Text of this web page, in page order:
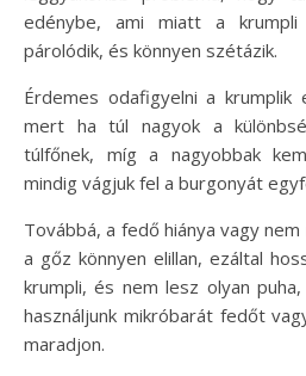
edénybe, ami miatt a
párolódik, és könnyen szétázik.
Érdemes odafigyelni a
mert ha túl nagyok a
túlfőnek, míg a nagyobbak
mindig vágjuk fel a burgonyát
Továbbá, a fedő hiánya vagy
a gőz könnyen elillan, ezáltal
krumpli, és nem lesz olyan
használjunk mikróbarát fedőt
maradjon.